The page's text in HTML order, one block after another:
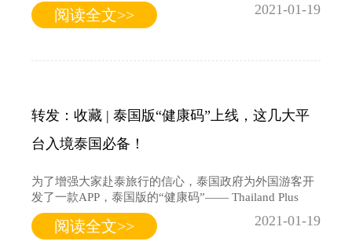
阅读全文>> 2021-01-19
转发：收藏 | 泰国版“健康码”上线，这几大平
台入境泰国必备！
为了增强大家赴泰旅行的信心，泰国政府为外国游客开
发了一款APP，泰国版的“健康码”—— Thailand Plus
阅读全文>> 2021-01-19